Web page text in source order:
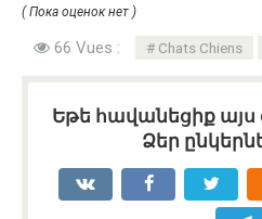
( Пока оценок нет )
66 Vues : Chats Chiens
Եթե հավանեցիք այս
Ձեր